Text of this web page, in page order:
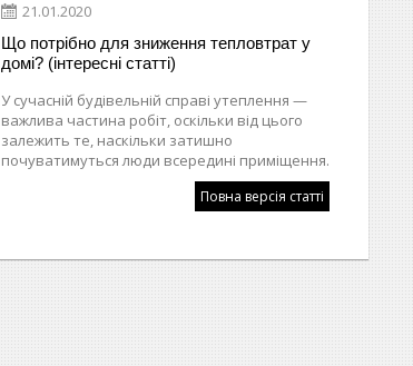
21.01.2020
Що потрібно для зниження тепловтрат у
домі? (інтересні статті)
У сучасній будівельній справі утеплення —
важлива частина робіт, оскільки від цього
залежить те, наскільки затишно
почуватимуться люди всередині приміщення.
Повна версія статті